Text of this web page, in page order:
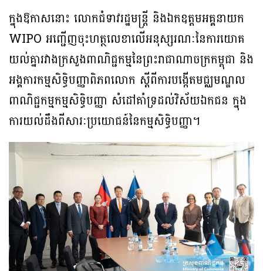
ក្នុងឱកាសនោះ លោកជំទាវរដ្ឋមន្ត្រី និងឯកឧត្តមអគ្គនាយក
WIPO អញ្ជើញចុះហត្ថលេខាលើអនុស្សរណៈនៃការយោគ
យល់គ្នារវាងក្រសួងពាណិជ្ជកម្មនៃព្រះរាជាណាចក្រកម្ពុជា និង
អង្គការកម្មសិទ្ធិបញ្ញាពិភពលោក ស្តីពីការបង្កើតមជ្ឈមណ្ឌល
ពាណិជ្ជកម្មកម្មសិទ្ធិបញ្ញា សំដៅគាំទ្រដល់វិស័យឯកជន ក្នុង
ការយល់ដឹងពីសារៈប្រយោជន៍នៃកម្មសិទ្ធិបញ្ញា។